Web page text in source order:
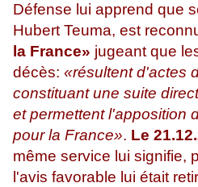
Défense lui apprend que
Hubert Teuma, est
la France» jugeant que
décès: «résultent d'actes
constituant une suite
et permettent l'apposition
pour la France». Le
même service lui signifie,
l'avis favorable lui était